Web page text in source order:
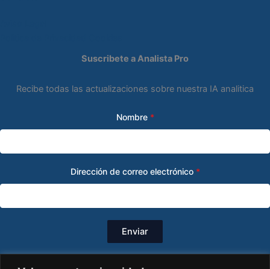
Suscribete a Analista Pro
Recibe todas las actualizaciones sobre nuestra IA analitica
Nombre *
Dirección de correo electrónico *
Enviar